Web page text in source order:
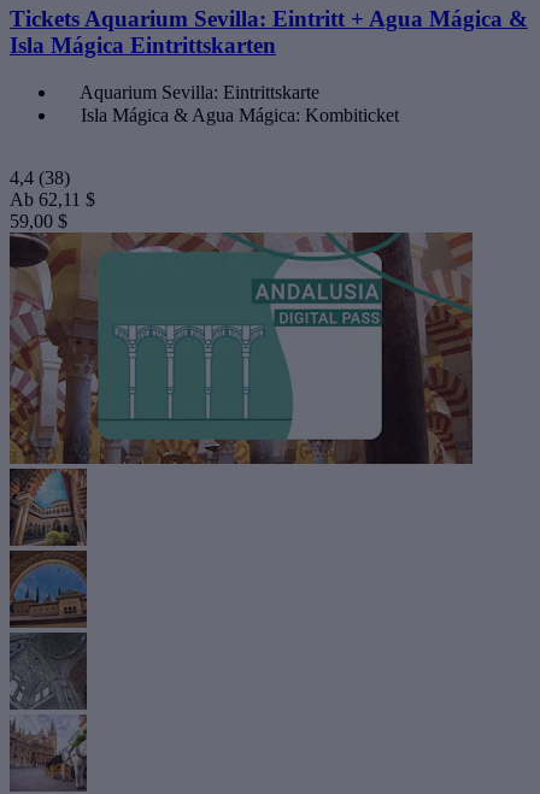
Tickets Aquarium Sevilla: Eintritt + Agua Mágica &
Isla Mágica Eintrittskarten
Aquarium Sevilla: Eintrittskarte
Isla Mágica & Agua Mágica: Kombiticket
4,4 (38)
Ab 62,11 $
59,00 $